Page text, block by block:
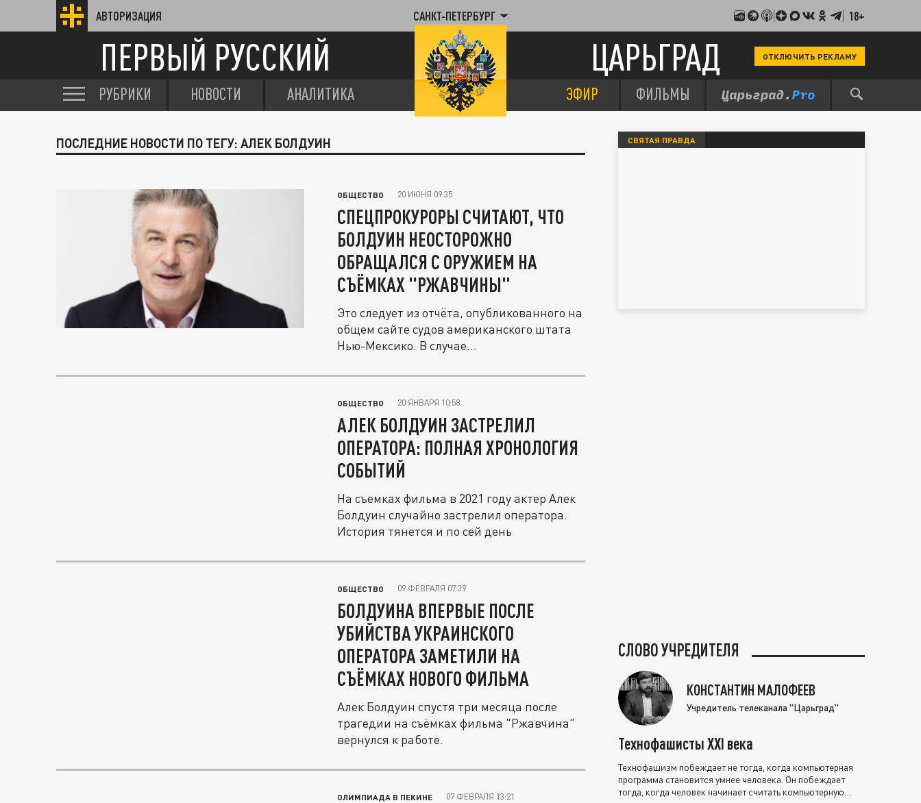
АВТОРИЗАЦИЯ САНКТ-ПЕТЕРБУРГ 18+
ПЕРВЫЙ РУССКИЙ ЦАРЬГРАД ОТКЛЮЧИТЬ РЕКЛАМУ
РУБРИКИ НОВОСТИ АНАЛИТИКА ЭФИР ФИЛЬМЫ
ПОСЛЕДНИЕ НОВОСТИ ПО ТЕГУ: АЛЕК БОЛДУИН
ОБЩЕСТВО 20 ИЮНЯ 09:35
СПЕЦПРОКУРОРЫ СЧИТАЮТ, ЧТО
БОЛДУИН НЕОСТОРОЖНО
ОБРАЩАЛСЯ С ОРУЖИЕМ НА
СЪЁМКАХ "РЖАВЧИНЫ"
Это следует из отчёта, опубликованного на
общем сайте судов американского штата
Нью-Мексико. В случае...
ОБЩЕСТВО 20 ЯНВАРЯ 10:58
АЛЕК БОЛДУИН ЗАСТРЕЛИЛ
ОПЕРАТОРА: ПОЛНАЯ ХРОНОЛОГИЯ
СОБЫТИЙ
На съемках фильма в 2021 году актер Алек
Болдуин случайно застрелил оператора.
История тянется и по сей день
ОБЩЕСТВО 09 ФЕВРАЛЯ 07:39
БОЛДУИНА ВПЕРВЫЕ ПОСЛЕ
УБИЙСТВА УКРАИНСКОГО
ОПЕРАТОРА ЗАМЕТИЛИ НА
СЪЁМКАХ НОВОГО ФИЛЬМА
Алек Болдуин спустя три месяца после
трагедии на съёмках фильма "Ржавчина"
вернулся к работе.
ОЛИМПИАДА В ПЕКИНЕ 07 ФЕВРАЛЯ 13:21
СВЯТАЯ ПРАВДА
СЛОВО УЧРЕДИТЕЛЯ
КОНСТАНТИН МАЛОФЕЕВ
Учредитель телеканала "Царьград"
Технофашисты XXI века
Технофашизм побеждает не тогда, когда компьютерная
программа становится умнее человека. Он побеждает
тогда, когда человек начинает считать компьютерную